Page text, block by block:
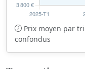
Prix moyen par
confondus